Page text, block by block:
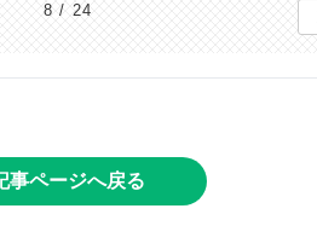
8 / 24
事ページへ戻る